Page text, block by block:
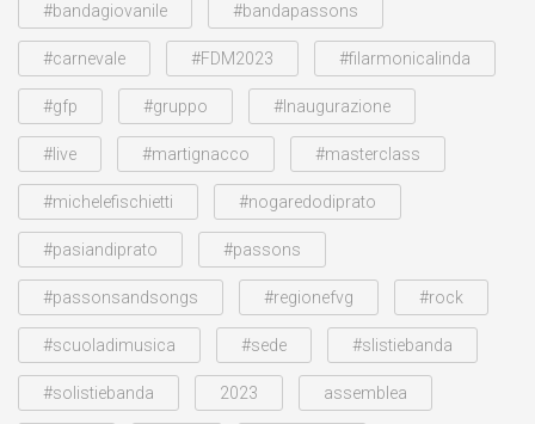
#bandagiovanile #bandapassons
#carnevale #FDM2023 #filarmonicalinda
#gfp #gruppo #Inaugurazione
#live #martignacco #masterclass
#michelefischietti #nogaredodiprato
#pasiandiprato #passons
#passonsandsongs #regionefvg #rock
#scuoladimusica #sede #slistiebanda
#solistiebanda 2023 assemblea